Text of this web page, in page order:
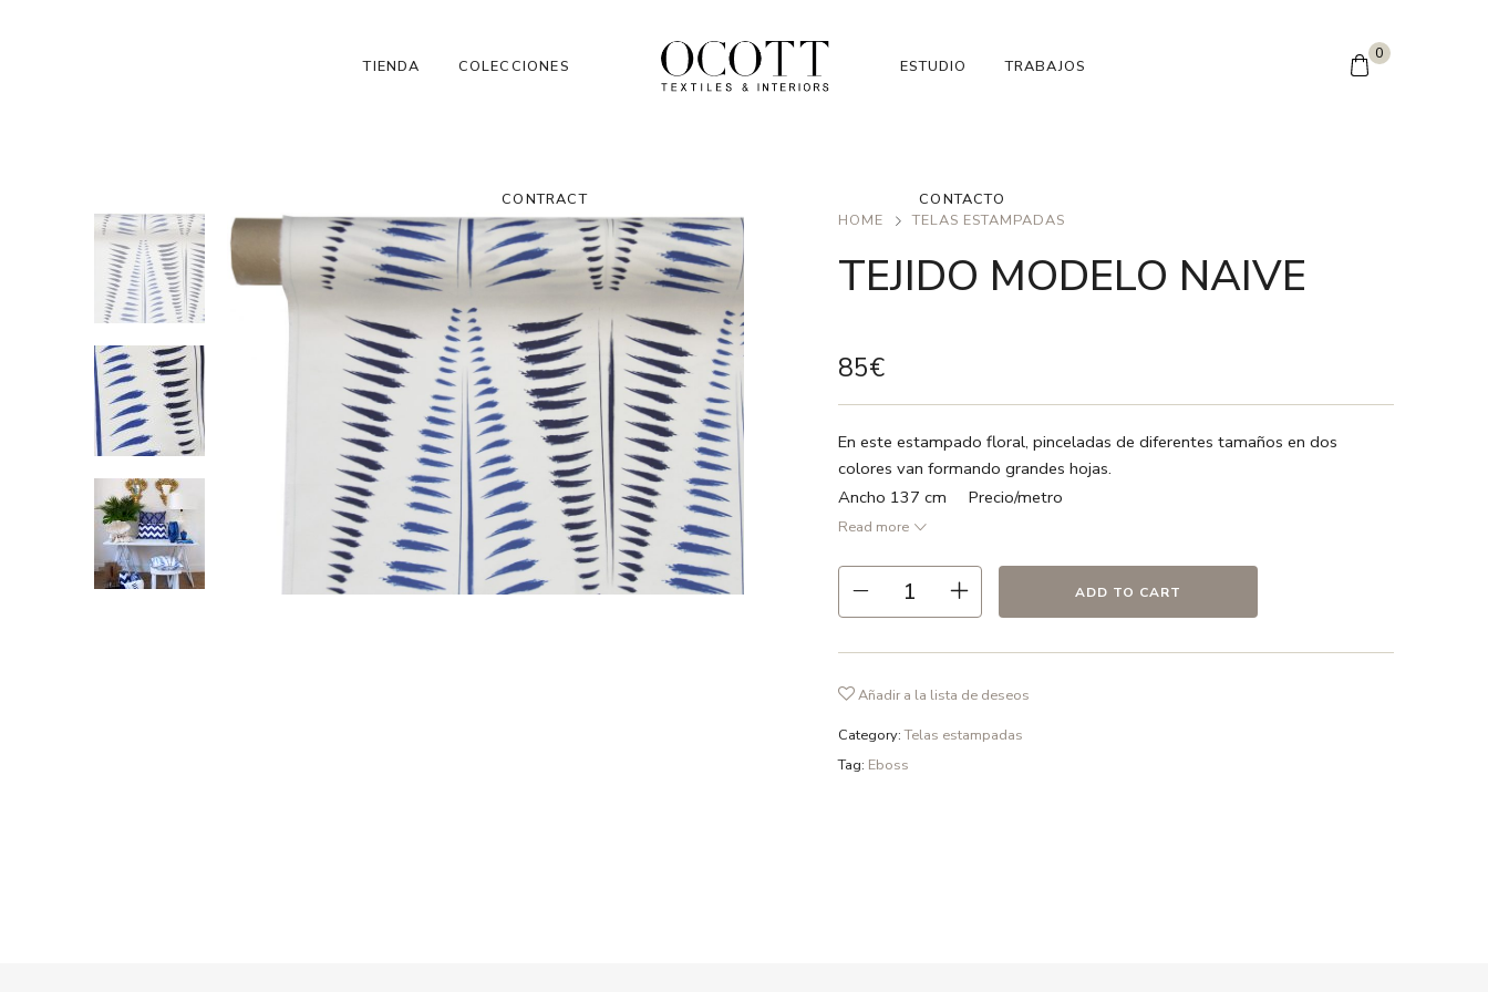
TIENDA COLECCIONES
CONTRACT
ESTUDIO TRABAJOS
CONTACTO
0
HOME TELAS ESTAMPADAS
TEJIDO MODELO NAIVE
85€
En este estampado floral, pinceladas de diferentes tamaños en dos
colores van formando grandes hojas.
Ancho 137 cm Precio/metro
● 55% lino 45% algodón
● Repetición 45 cm
● Recomendamos lavado en frío ó a 30º max. , el uso de detergentes sin
fosfatos y en ciclo delicado.
Read more
ADD TO CART
Añadir a la lista de deseos
Category:Telas estampadas
Tag: Eboss